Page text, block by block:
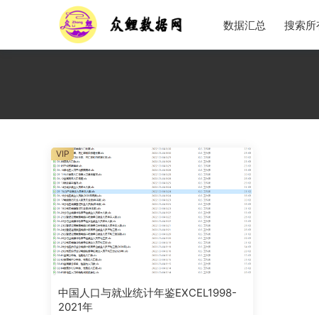
数据汇总 搜索所
中国人口与就业统计年鉴EXCEL1998-
2021年
VIP